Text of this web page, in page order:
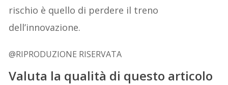
rischio è quello di perdere il treno
dell’innovazione.
@RIPRODUZIONE RISERVATA
Valuta la qualità di questo articolo